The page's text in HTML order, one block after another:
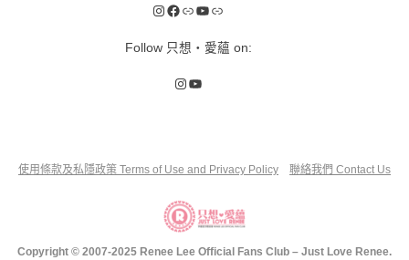
Instagram
Facebook
LinkYouTube
Link
Follow 只想‧愛蘊 on:
Instagram
YouTube
使用條款及私隱政策 Terms of Use and Privacy Policy 聯絡我們 Contact Us
Copyright © 2007-2025 Renee Lee Official Fans Club – Just Love Renee.